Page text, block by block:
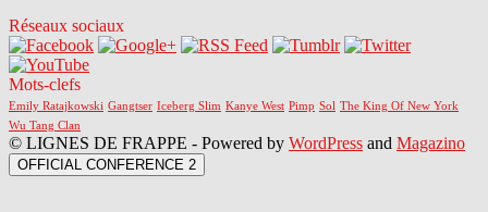
Réseaux sociaux
Mots-clefs
Emily Ratajkowski Gangtser Iceberg Slim Kanye West Pimp Sol The King Of New York
Wu Tang Clan
© LIGNES DE FRAPPE - Powered by WordPress and Magazino
OFFICIAL CONFERENCE 2